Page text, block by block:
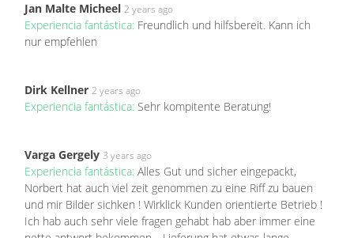
Jan Malte Micheel 2 years ago
Experiencia fantástica: Freundlich und hilfsbereit. Kann ich
nur empfehlen
Dirk Kellner 2 years ago
Experiencia fantástica: Sehr kompitente Beratung!
Varga Gergely 3 years ago
Experiencia fantástica: Alles Gut und sicher eingepackt,
Norbert hat auch viel zeit genommen zu eine Riff zu bauen
und mir Bilder sichken ! Wirklick Kunden orientierte Betrieb !
Ich hab auch sehr viele fragen gehabt hab aber immer eine